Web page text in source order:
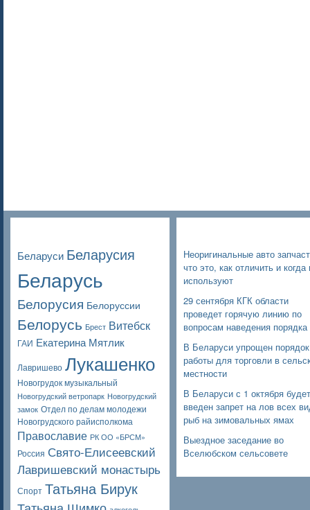
Беларуси Беларусия
Беларусь
Белорусия Белоруссии
Белорусь Брест Витебск
ГАИ Екатерина Мятлик
Лавришево Лукашенко
Новогрудок музыкальный
Новогрудский ветропарк Новогрудский
замок Отдел по делам молодежи
Новогрудского райисполкома
Православие РК ОО «БРСМ»
Россия Свято-Елисеевский
Лавришевский монастырь
Спорт Татьяна Бирук
Неоригинальные авто
что это, как отличить и когда
используют
29 сентября КГК области
проведет горячую линию по
вопросам наведения порядка
В Беларуси упрощен порядок
работы для торговли в
местности
В Беларуси с 1 октября будет
введен запрет на лов всех
рыб на зимовальных ямах
Выездное заседание во
Вселюбском сельсовете